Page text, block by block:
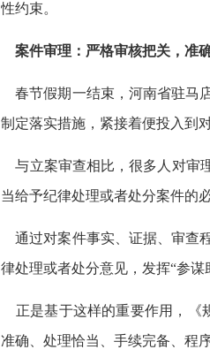
性约束。
案件审理：严格审核把关，准
春节假期一结束，河南省驻马
制定落实措施，紧接着便投入到
与立案审查相比，很多人对审
当给予纪律处理或者处分案件的
通过对案件事实、证据、审查
律处理或者处分意见，发挥“参谋
正是基于这样的重要作用，《
准确、处理恰当、手续完备、程